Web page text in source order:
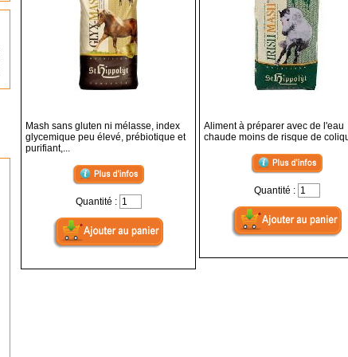
Mash sans gluten ni mélasse, index
glycemique peu élevé, prébiotique et
purifiant,...
Quantité :
Aliment à préparer avec de l'eau
chaude moins de risque de
Quantité :